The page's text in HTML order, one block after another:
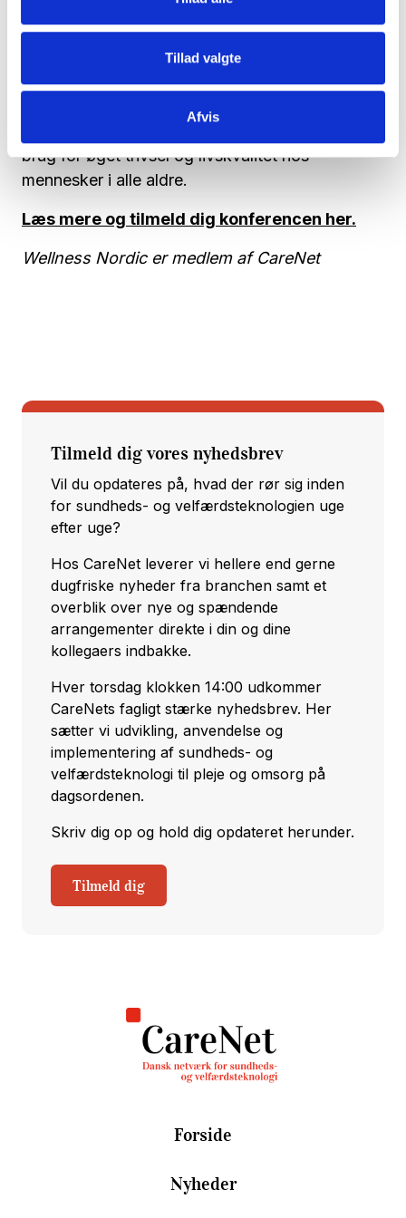
Tillad valgte
Afvis
Du kan møde Wellness Nordic blandt
udstillingsstandende på dette års konference for
Velfærdsteknologi anno 2021, hvor de vil
brug for øget trivsel og livskvalitet hos
mennesker i alle aldre.
Læs mere og tilmeld dig konferencen her.
Wellness Nordic er medlem af CareNet
Tilmeld dig vores nyhedsbrev
Vil du opdateres på, hvad der rør sig inden
for sundheds- og velfærdsteknologien uge
efter uge?
Hos CareNet leverer vi hellere end gerne
dugfriske nyheder fra branchen samt et
overblik over nye og spændende
arrangementer direkte i din og dine
kollegaers indbakke.
Hver torsdag klokken 14:00 udkommer
CareNets fagligt stærke nyhedsbrev. Her
sætter vi udvikling, anvendelse og
implementering af sundheds- og
velfærdsteknologi til pleje og omsorg på
dagsordenen.
Skriv dig op og hold dig opdateret herunder.
Tilmeld dig
Forside
Nyheder